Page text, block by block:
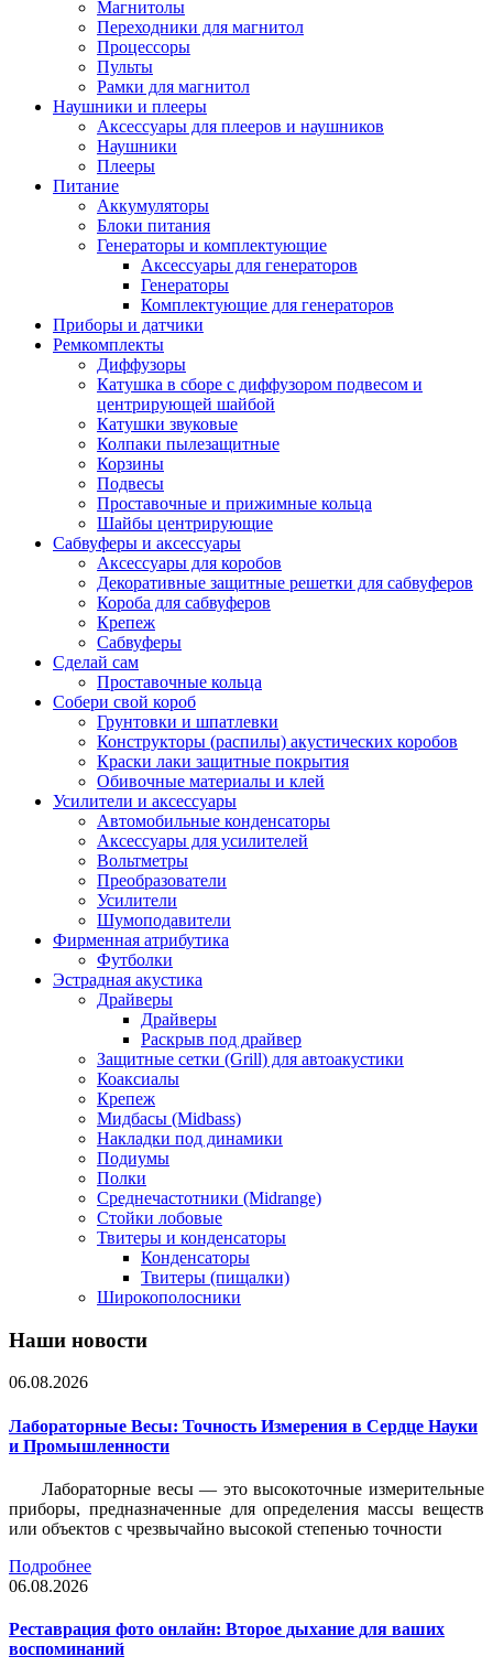
Магнитолы
Переходники для магнитол
Процессоры
Пульты
Рамки для магнитол
Наушники и плееры
Аксессуары для плееров и наушников
Наушники
Плееры
Питание
Аккумуляторы
Блоки питания
Генераторы и комплектующие
Аксессуары для генераторов
Генераторы
Комплектующие для генераторов
Приборы и датчики
Ремкомплекты
Диффузоры
Катушка в сборе с диффузором подвесом и
центрирующей шайбой
Катушки звуковые
Колпаки пылезащитные
Корзины
Подвесы
Проставочные и прижимные кольца
Шайбы центрирующие
Сабвуферы и аксессуары
Аксессуары для коробов
Декоративные защитные решетки для сабвуферов
Короба для сабвуферов
Крепеж
Сабвуферы
Сделай сам
Проставочные кольца
Собери свой короб
Грунтовки и шпатлевки
Конструкторы (распилы) акустических коробов
Краски лаки защитные покрытия
Обивочные материалы и клей
Усилители и аксессуары
Автомобильные конденсаторы
Аксессуары для усилителей
Вольтметры
Преобразователи
Усилители
Шумоподавители
Фирменная атрибутика
Футболки
Эстрадная акустика
Драйверы
Драйверы
Раскрыв под драйвер
Защитные сетки (Grill) для автоакустики
Коаксиалы
Крепеж
Мидбасы (Midbass)
Накладки под динамики
Подиумы
Полки
Среднечастотники (Midrange)
Стойки лобовые
Твитеры и конденсаторы
Конденсаторы
Твитеры (пищалки)
Широкополосники
Наши новости
06.08.2026
Лабораторные Весы: Точность Измерения в Сердце Науки
и Промышленности
Лабораторные весы — это высокоточные измерительные
приборы, предназначенные для определения массы веществ
или объектов с чрезвычайно высокой степенью точности
Подробнее
06.08.2026
Реставрация фото онлайн: Второе дыхание для ваших
воспоминаний